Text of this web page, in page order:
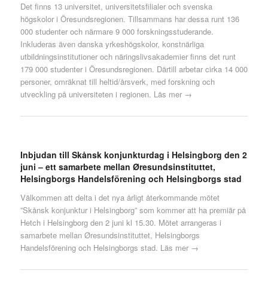
Det finns 13 universitet, universitetsfilialer och svenska
högskolor i Öresundsregionen. Tillsammans har dessa runt 136
000 studenter och närmare 9 000 forskningsstuderande.
Inkluderas även danska yrkeshögskolor, konstnärliga
utbildningsinstitutioner och näringslivsakademier finns det runt
179 000 studenter i Öresundsregionen. Därtill arbetar cirka 14 000
personer, omräknat till heltid/årsverk, med forskning och
utveckling på universiteten i regionen. Läs mer →
Inbjudan till Skånsk konjunkturdag i Helsingborg den 2
juni – ett samarbete mellan Øresundsinstituttet,
Helsingborgs Handelsförening och Helsingborgs stad
Välkommen att delta i det nya årligt återkommande mötet
”Skånsk konjunktur i Helsingborg” som kommer att ha premiär på
Hetch i Helsingborg den 2 juni kl 15.30. Mötet arrangeras i
samarbete mellan Øresundsinstituttet, Helsingborgs
Handelsförening och Helsingborgs stad. Läs mer →